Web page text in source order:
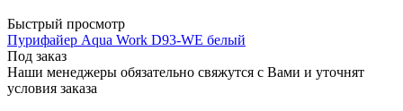
Быстрый просмотр
Пурифайер Aqua Work D93-WE белый
Под заказ
Наши менеджеры обязательно свяжутся с Вами и уточнят
условия заказа